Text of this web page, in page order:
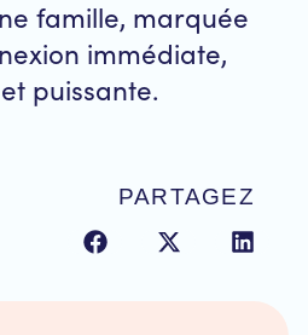
famille, marquée
immédiate,
puissante.
PARTAGEZ